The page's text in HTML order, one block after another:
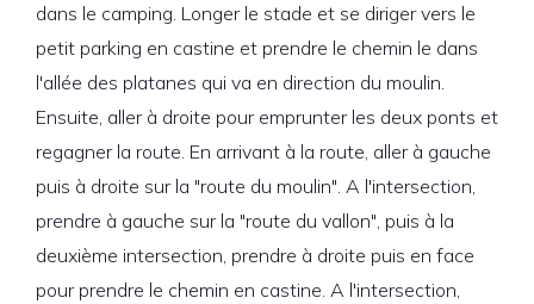
dans le camping. Longer le stade et se diriger vers le
petit parking en castine et prendre le chemin le dans
l'allée des platanes qui va en direction du moulin.
Ensuite, aller à droite pour emprunter les deux ponts et
regagner la route. En arrivant à la route, aller à gauche
puis à droite sur la "route du moulin". A l'intersection,
prendre à gauche sur la "route du vallon", puis à la
deuxième intersection, prendre à droite puis en face
pour prendre le chemin en castine. A l'intersection,